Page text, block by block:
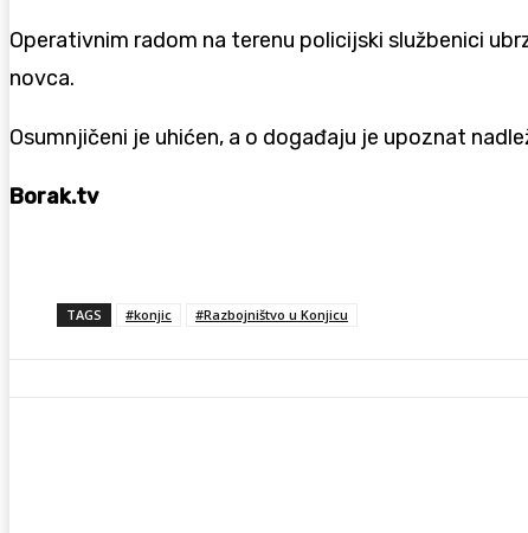
Operativnim radom na terenu policijski službenici
novca.
Osumnjičeni je uhićen, a o događaju je upoznat
Borak.tv
TAGS #konjic #Razbojništvo u Konjicu